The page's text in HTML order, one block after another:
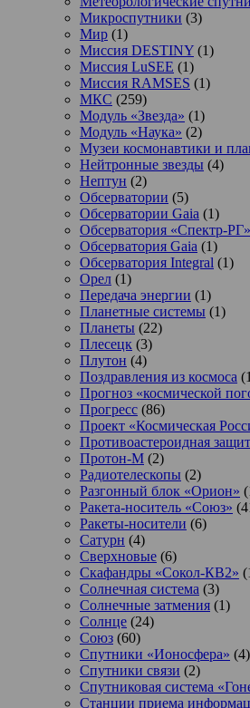
Микроспутники (3)
Мир (1)
Миссия DESTINY (1)
Миссия LuSEE (1)
Миссия RAMSES (1)
МКС (259)
Модуль «Звезда» (1)
Модуль «Наука» (2)
Музеи космонавтики и
Нейтронные звезды (4)
Нептун (2)
Обсерватории (5)
Обсерватории Gaia (1)
Обсерватория «Спектр-РГ»
Обсерватория Gaia (1)
Обсерватория Integral (1)
Орел (1)
Передача энергии (1)
Планетные системы (1)
Планеты (22)
Плесецк (3)
Плутон (4)
Поздравления из космоса
Прогноз «космической
Прогресс (86)
Проект «Космическая
Противоастероидная
Протон-М (2)
Радиотелескопы (2)
Разгонный блок «Орион»
Ракета-носитель «Союз»
Ракеты-носители (6)
Сатурн (4)
Сверхновые (6)
Скафандры «Сокол-КВ2»
Солнечная система (3)
Солнечные затмения (1)
Солнце (24)
Союз (60)
Спутники «Ионосфера» (4)
Спутники связи (2)
Спутниковая система
Станции приема